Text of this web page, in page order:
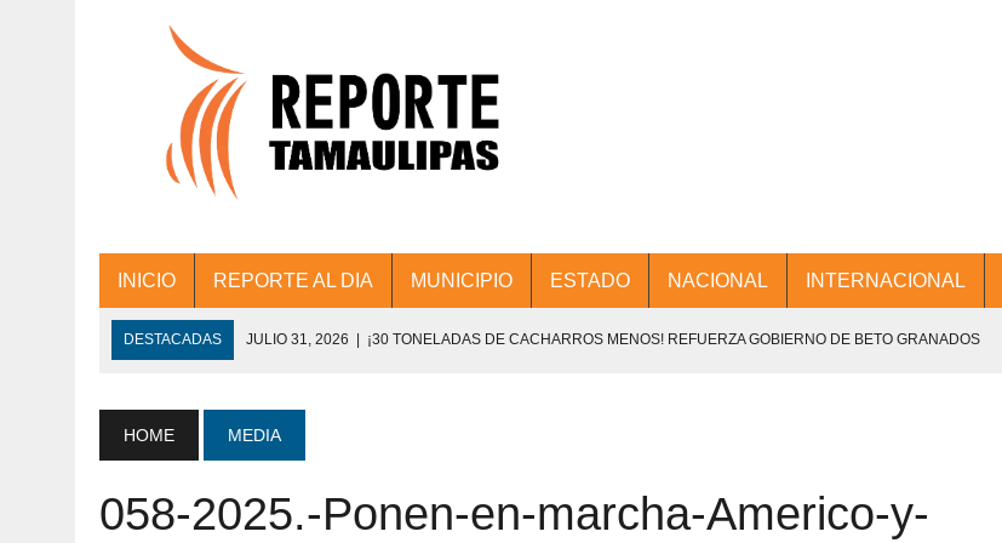
INICIO REPORTE AL DIA MUNICIPIO ESTADO NACIONAL INTERNACIONAL
DESTACADAS JULIO 31, 2026 | ¡30 TONELADAS DE CACHARROS MENOS! REFUERZA GOBIERNO DE BETO GRANADOS
JULIO 30, 2026 | 💧🚰 ¡AGUA PARA LA COMUNIDAD!
JULIO 30, 2026 | ¡TRABAJO EN EQUIPO Y RESULTADOS! ENCABEZA BETO GRANADOS MESA DE TRABAJO CON PRESIDENTES
HOME MEDIA
058-2025.-Ponen-en-marcha-Americo-y-